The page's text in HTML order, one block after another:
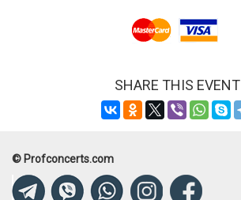
SHARE THIS EVENT
© Profconcerts.com